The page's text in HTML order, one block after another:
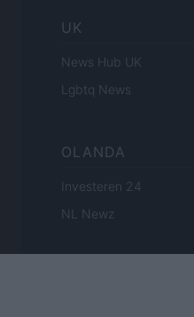
UK
News Hub UK
Lgbtq News
OLANDA
Investeren 24
NL Newz